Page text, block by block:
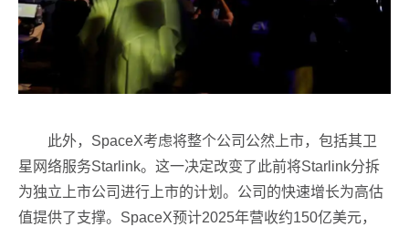
此外，SpaceX考虑将整个公司公然上市，包括其卫
星网络服务Starlink。这一决定改变了此前将Starlink分拆
为独立上市公司进行上市的计划。公司的快速增长为高估
值提供了支撑。SpaceX预计2025年营收约150亿美元，